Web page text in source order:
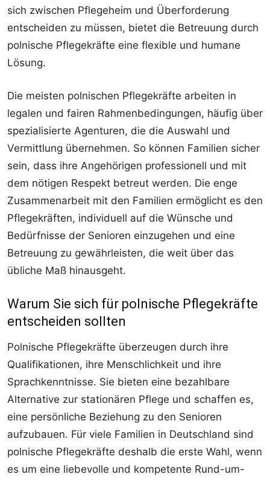
sich zwischen Pflegeheim und Überforderung
entscheiden zu müssen, bietet die Betreuung durch
polnische Pflegekräfte eine flexible und humane
Lösung.
Die meisten polnischen Pflegekräfte arbeiten in
legalen und fairen Rahmenbedingungen, häufig über
spezialisierte Agenturen, die die Auswahl und
Vermittlung übernehmen. So können Familien sicher
sein, dass ihre Angehörigen professionell und mit
dem nötigen Respekt betreut werden. Die enge
Zusammenarbeit mit den Familien ermöglicht es den
Pflegekräften, individuell auf die Wünsche und
Bedürfnisse der Senioren einzugehen und eine
Betreuung zu gewährleisten, die weit über das
übliche Maß hinausgeht.
Warum Sie sich für polnische Pflegekräfte
entscheiden sollten
Polnische Pflegekräfte überzeugen durch ihre
Qualifikationen, ihre Menschlichkeit und ihre
Sprachkenntnisse. Sie bieten eine bezahlbare
Alternative zur stationären Pflege und schaffen es,
eine persönliche Beziehung zu den Senioren
aufzubauen. Für viele Familien in Deutschland sind
polnische Pflegekräfte deshalb die erste Wahl, wenn
es um eine liebevolle und kompetente Rund-um-